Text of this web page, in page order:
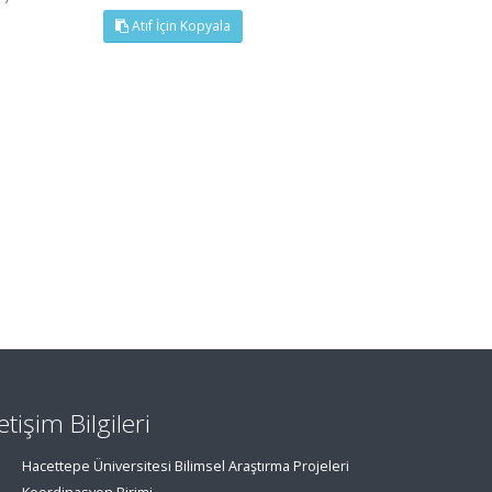
Atıf İçin Kopyala
Bilgileri
Hacettepe Üniversitesi Bilimsel Araştırma Projeleri